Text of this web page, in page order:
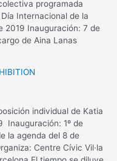
programada
Internacional de la
2019 Inauguración: 7 de
de Aina Lanas
individual de Katia
Inauguración: 1º de
la agenda del 8 de
Centre Cívic Vil·la